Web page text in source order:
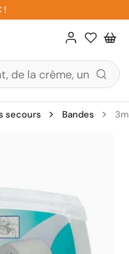
secours Bandes